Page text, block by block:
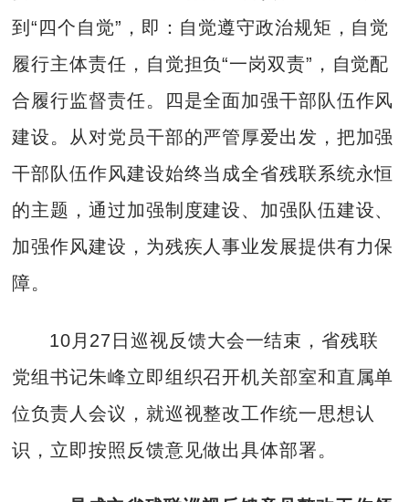
到“四个自觉”，即：自觉遵守政治规矩，自觉
履行主体责任，自觉担负“一岗双责”，自觉配
合履行监督责任。四是全面加强干部队伍作风
建设。从对党员干部的严管厚爱出发，把加强
干部队伍作风建设始终当成全省残联系统永恒
的主题，通过加强制度建设、加强队伍建设、
加强作风建设，为残疾人事业发展提供有力保
障。
10月27日巡视反馈大会一结束，省残联
党组书记朱峰立即组织召开机关部室和直属单
位负责人会议，就巡视整改工作统一思想认
识，立即按照反馈意见做出具体部署。